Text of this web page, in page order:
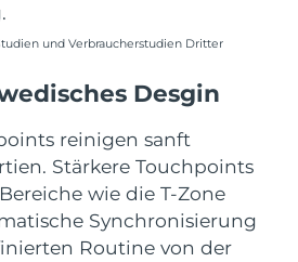
und Verbraucherstudien Dritter
Desgin
reinigen sanft
Stärkere Touchpoints
wie die T-Zone
Synchronisierung
Routine von der